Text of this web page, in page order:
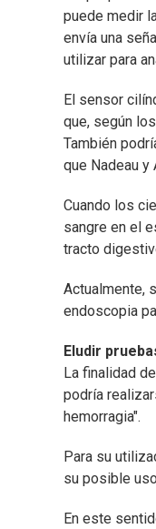
puede medir
envía una
utilizar para
El sensor
que, según
También
que Nadeau y
Cuando los
sangre en el
tracto
Actualmente,
endoscopia
Eludir
La finalidad
podría
hemorragia".
Para su
su posible
En este